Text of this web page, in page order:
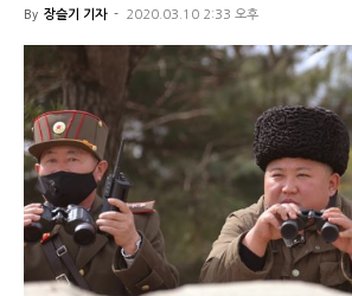
By 장슬기 기자 - 2020.03.10 2:33 오후